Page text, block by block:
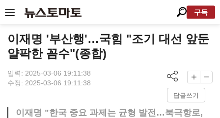
구독
이재명 '부산행'…국힘 "조기 대선 앞둔
얄팍한 꼼수"(종합)
입력: 2025-03-06 19:11:38
수정: 2025-03-06 19:11:38
답글쓰기
이재명 "한국 중요 과제는 균형 발전…북극항로,